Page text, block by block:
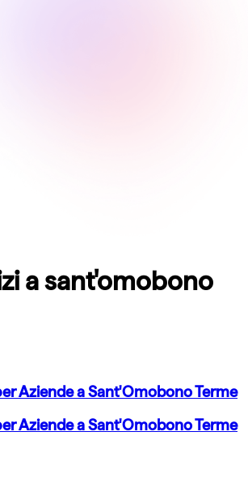
a sant'omobono
Aziende a Sant'Omobono Terme
Aziende a Sant'Omobono Terme